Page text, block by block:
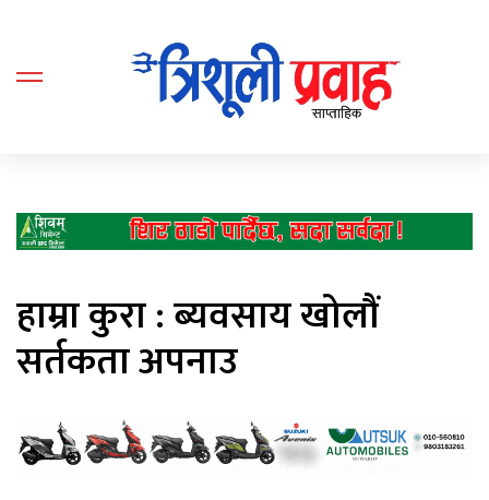
हाम्रा कुरा : ब्यवसाय खोलौं
सर्तकता अपनाउ